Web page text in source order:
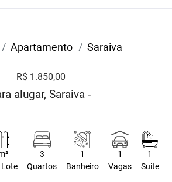
Apartamento Saraiva
R$ 1.850,00
alugar, Saraiva -
Lote
3
Quartos
1
Banheiro
1
Vagas
1
Suite